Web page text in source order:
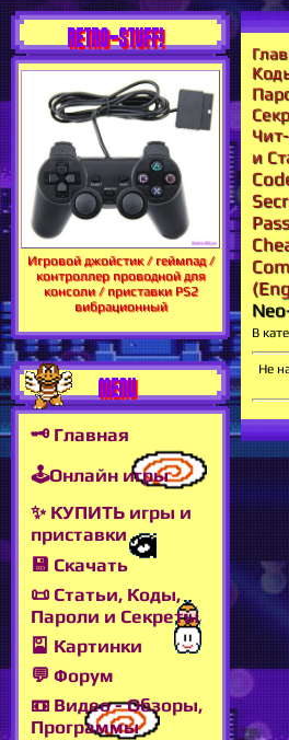
RETRO-STUFF!
Игровой джойстик / геймпад /
контроллер проводной для
консоли / приставки PS2
вибрационный
MENU
🗝 Главная
🕹Онлайн игры
✨ КУПИТЬ игры и
приставки
💾 Скачать
📜 Статьи, Коды,
Пароли и Секреты
🎴 Картинки
💬 Форум
📼 Видео - Обзоры,
Программы
и
В
Не